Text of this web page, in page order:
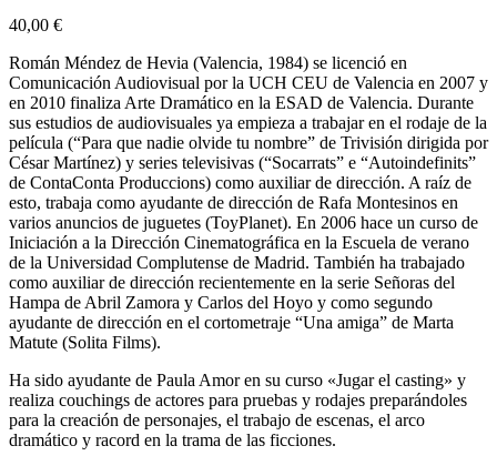
40,00 €
Román Méndez de Hevia (Valencia, 1984) se licenció en
Comunicación Audiovisual por la UCH CEU de Valencia en 2007 y
en 2010 finaliza Arte Dramático en la ESAD de Valencia. Durante
sus estudios de audiovisuales ya empieza a trabajar en el rodaje de la
película (“Para que nadie olvide tu nombre” de Trivisión dirigida por
César Martínez) y series televisivas (“Socarrats” e “Autoindefinits”
de ContaConta Produccions) como auxiliar de dirección. A raíz de
esto, trabaja como ayudante de dirección de Rafa Montesinos en
varios anuncios de juguetes (ToyPlanet). En 2006 hace un curso de
Iniciación a la Dirección Cinematográfica en la Escuela de verano
de la Universidad Complutense de Madrid. También ha trabajado
como auxiliar de dirección recientemente en la serie Señoras del
Hampa de Abril Zamora y Carlos del Hoyo y como segundo
ayudante de dirección en el cortometraje “Una amiga” de Marta
Matute (Solita Films).
Ha sido ayudante de Paula Amor en su curso «Jugar el casting» y
realiza couchings de actores para pruebas y rodajes preparándoles
para la creación de personajes, el trabajo de escenas, el arco
dramático y racord en la trama de las ficciones.